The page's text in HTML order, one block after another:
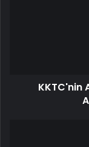
KKTC'nin